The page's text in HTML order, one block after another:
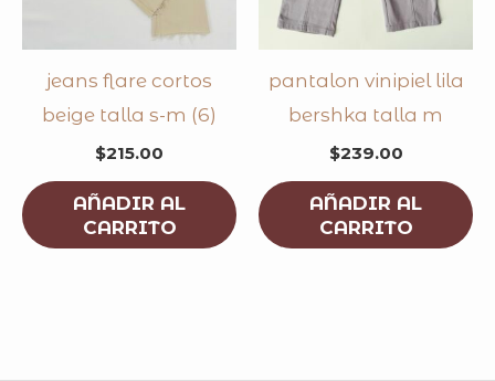
jeans flare cortos
beige talla s-m (6)
$215.00
AÑADIR AL
CARRITO
pantalon vinipiel lila
bershka talla m
$239.00
AÑADIR AL
CARRITO